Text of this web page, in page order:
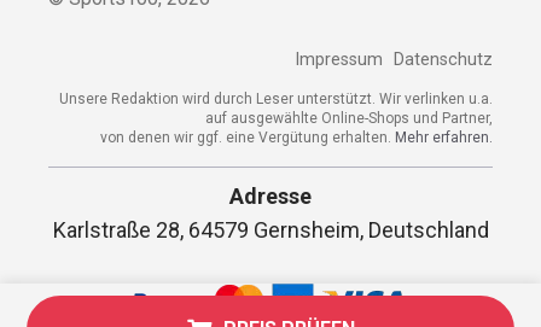
Impressum Datenschutz
Unsere Redaktion wird durch Leser unterstützt. Wir verlinken u.a.
auf ausgewählte Online-Shops und Partner,
von denen wir ggf. eine Vergütung erhalten. Mehr erfahren.
Adresse
Karlstraße 28, 64579 Gernsheim, Deutschland